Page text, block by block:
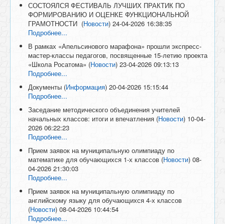
СОСТОЯЛСЯ ФЕСТИВАЛЬ ЛУЧШИХ ПРАКТИК ПО
ФОРМИРОВАНИЮ И ОЦЕНКЕ ФУНКЦИОНАЛЬНОЙ
ГРАМОТНОСТИ (Новости) 24-04-2026 16:38:35
Подробнее...
В рамках «Апельсинового марафона» прошли экспресс-
мастер-классы педагогов, посвященные 15-летию проекта
«Школа Росатома» (Новости) 23-04-2026 09:13:13
Подробнее...
Документы (Информация) 20-04-2026 15:15:44
Подробнее...
Заседание методического объединения учителей
начальных классов: итоги и впечатления (Новости) 10-04-
2026 06:22:23
Подробнее...
Прием заявок на муниципальную олимпиаду по
математике для обучающихся 1-х классов (Новости) 08-
04-2026 21:30:03
Подробнее...
Прием заявок на муниципальную олимпиаду по
английскому языку для обучающихся 4-х классов
(Новости) 08-04-2026 10:44:54
Подробнее...